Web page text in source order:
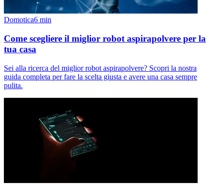
Domotica6 min
Come scegliere il miglior robot aspirapolvere per la
tua casa
Sei alla ricerca del miglior robot aspirapolvere? Scopri la nostra
guida completa per fare la scelta giusta e avere una casa sempre
pulita.